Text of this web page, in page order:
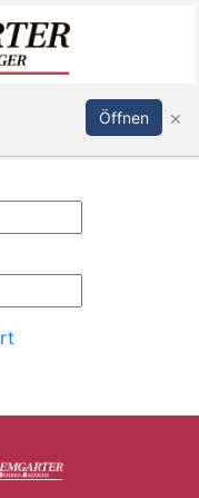
Anmelden
Öffnen ×